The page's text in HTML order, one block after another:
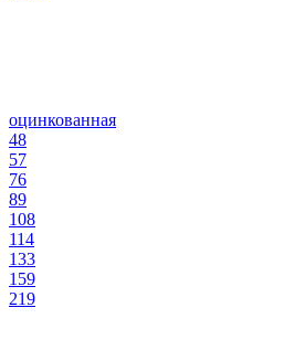
оцинкованная
48
57
76
89
108
114
133
159
219